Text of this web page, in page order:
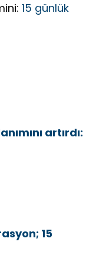
15 günlük
artırdı:
15